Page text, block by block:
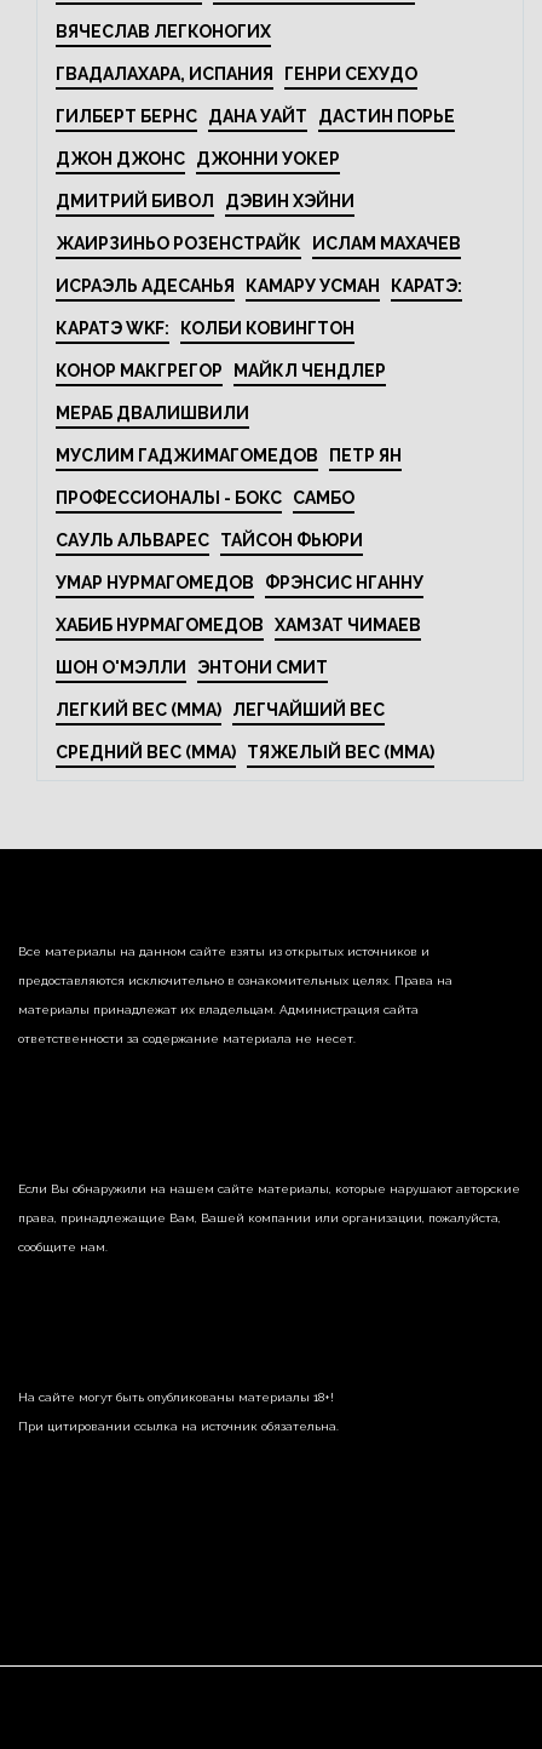
ВЯЧЕСЛАВ ЛЕГКОНОГИХ
ГВАДАЛАХАРА, ИСПАНИЯ ГЕНРИ СЕХУДО
ГИЛБЕРТ БЕРНС ДАНА УАЙТ ДАСТИН ПОРЬЕ
ДЖОН ДЖОНС ДЖОННИ УОКЕР
ДМИТРИЙ БИВОЛ ДЭВИН ХЭЙНИ
ЖАИРЗИНЬО РОЗЕНСТРАЙК ИСЛАМ МАХАЧЕВ
ИСРАЭЛЬ АДЕСАНЬЯ КАМАРУ УСМАН КАРАТЭ:
КАРАТЭ WKF: КОЛБИ КОВИНГТОН
КОНОР МАКГРЕГОР МАЙКЛ ЧЕНДЛЕР
МЕРАБ ДВАЛИШВИЛИ
МУСЛИМ ГАДЖИМАГОМЕДОВ ПЕТР ЯН
ПРОФЕССИОНАЛЫ - БОКС САМБО
САУЛЬ АЛЬВАРЕС ТАЙСОН ФЬЮРИ
УМАР НУРМАГОМЕДОВ ФРЭНСИС НГАННУ
ХАБИБ НУРМАГОМЕДОВ ХАМЗАТ ЧИМАЕВ
ШОН О'МЭЛЛИ ЭНТОНИ СМИТ
ЛЕГКИЙ ВЕС (MMA) ЛЕГЧАЙШИЙ ВЕС
СРЕДНИЙ ВЕС (MMA) ТЯЖЕЛЫЙ ВЕС (MMA)
Все материалы на данном сайте взяты из открытых источников и
предоставляются исключительно в ознакомительных целях. Права на
материалы принадлежат их владельцам. Администрация сайта
ответственности за содержание материала не несет.
Если Вы обнаружили на нашем сайте материалы, которые нарушают авторские
права, принадлежащие Вам, Вашей компании или организации, пожалуйста,
сообщите нам.
На сайте могут быть опубликованы материалы 18+!
При цитировании ссылка на источник обязательна.